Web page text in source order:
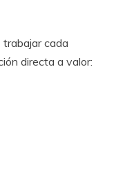
trabajar cada
directa a valor: